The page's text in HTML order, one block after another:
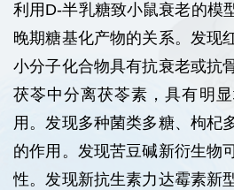
利用D-半乳糖致小鼠衰老的模
晚期糖基化产物的关系。发现
小分子化合物具有抗衰老或抗
茯苓中分离茯苓素，具有明
用。发现多种菌类多糖、枸杞
的作用。发现苦豆碱新衍生物
性。发现新抗生素力达霉素新